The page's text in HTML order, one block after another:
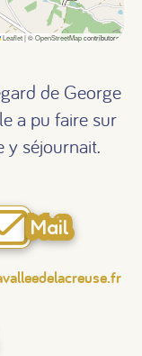
Leaflet|©OpenStreetMapcontributors
de George
a pu faire sur
y séjournait.
Mail